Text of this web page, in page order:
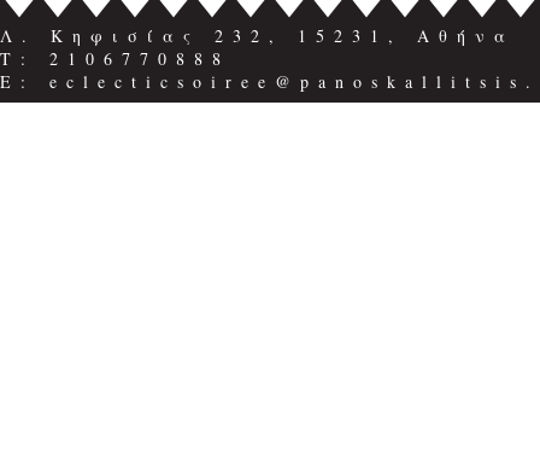
Λ. Κηφισίας 232, 15231, Αθήνα
Τ: 2106770888
E: